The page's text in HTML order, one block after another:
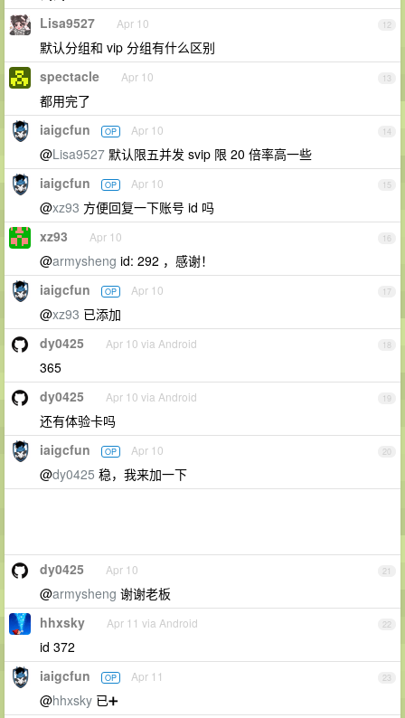
12
Lisa9527 Apr 10
默认分组和 vip 分组有什么区别
13
spectacle Apr 10
都用完了
14
iaigcfun OP Apr 10
@Lisa9527 默认限五并发 svip 限 20 倍率高一些
15
iaigcfun OP Apr 10
@xz93 方便回复一下账号 id 吗
16
xz93 Apr 10
@armysheng id: 292 ，感谢！
17
iaigcfun OP Apr 10
@xz93 已添加
18
dy0425 Apr 10 via Android
365
19
dy0425 Apr 10 via Android
还有体验卡吗
20
iaigcfun OP Apr 10
@dy0425 稳，我来加一下
21
dy0425 Apr 10
@armysheng 谢谢老板
22
hhxsky Apr 11 via Android
id 372
23
iaigcfun OP Apr 11
@hhxsky 已➕